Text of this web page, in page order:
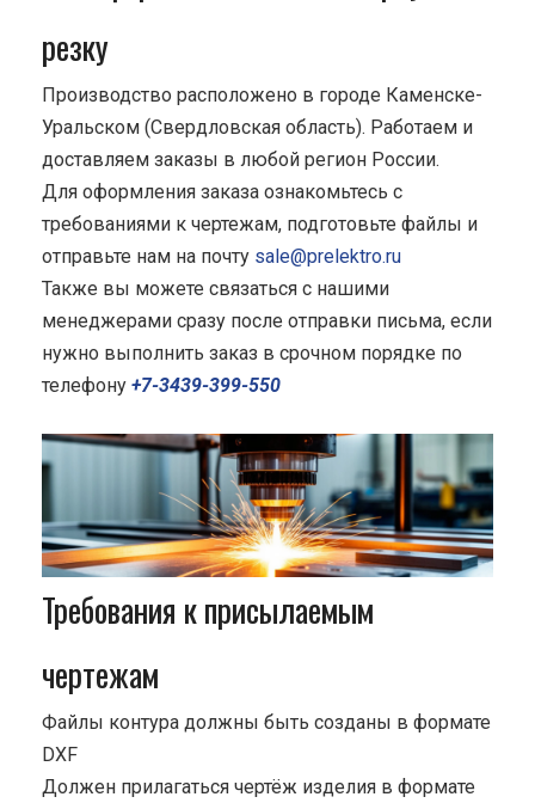
резку
Производство расположено в городе Каменске-
Уральском (Свердловская область). Работаем и
доставляем заказы в любой регион России.
Для оформления заказа ознакомьтесь с
требованиями к чертежам, подготовьте файлы и
отправьте нам на почту sale@prelektro.ru
Также вы можете связаться с нашими
менеджерами сразу после отправки письма, если
нужно выполнить заказ в срочном порядке по
телефону +7-3439-399-550
Требования к присылаемым
чертежам
Файлы контура должны быть созданы в формате
DXF
Должен прилагаться чертёж изделия в формате